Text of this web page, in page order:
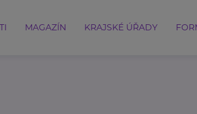
MAGAZÍN KRAJSKÉ ÚŘADY